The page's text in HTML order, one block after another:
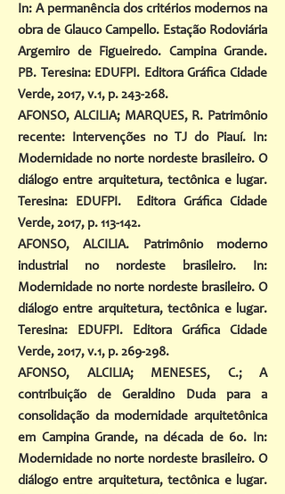
In: A permanência dos critérios modernos na
obra de Glauco Campello. Estação Rodoviária
Argemiro de Figueiredo. Campina Grande.
PB. Teresina: EDUFPI. Editora Gráfica Cidade
Verde, 2017, v.1, p. 243-268.
AFONSO, ALCILIA; MARQUES, R. Patrimônio
recente: Intervenções no TJ do Piauí. In:
Modernidade no norte nordeste brasileiro. O
diálogo entre arquitetura, tectônica e lugar.
Teresina: EDUFPI. Editora Gráfica Cidade
Verde, 2017, p. 113-142.
AFONSO, ALCILIA. Patrimônio moderno
industrial no nordeste brasileiro. In:
Modernidade no norte nordeste brasileiro. O
diálogo entre arquitetura, tectônica e lugar.
Teresina: EDUFPI. Editora Gráfica Cidade
Verde, 2017, v.1, p. 269-298.
AFONSO, ALCILIA; MENESES, C.; A
contribuição de Geraldino Duda para a
consolidação da modernidade arquitetônica
em Campina Grande, na década de 60. In:
Modernidade no norte nordeste brasileiro. O
diálogo entre arquitetura, tectônica e lugar.